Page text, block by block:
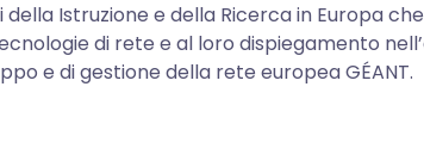
della Istruzione e della Ricerca in Europa
di rete e al loro dispiegamento
e di gestione della rete europea GÉANT.